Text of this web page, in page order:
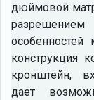
дюймовой
конструкция
кронштейн,
дает